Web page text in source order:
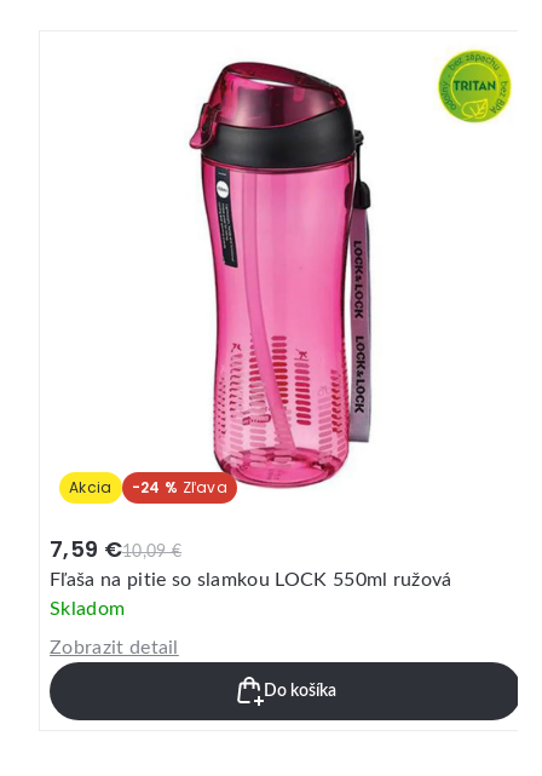
Akcia -24 %
10,09 €
7,59 €
Fľaša na pitie so slamkou LOCK 550ml ružová
Skladom
Zobrazit detail
Do košíka